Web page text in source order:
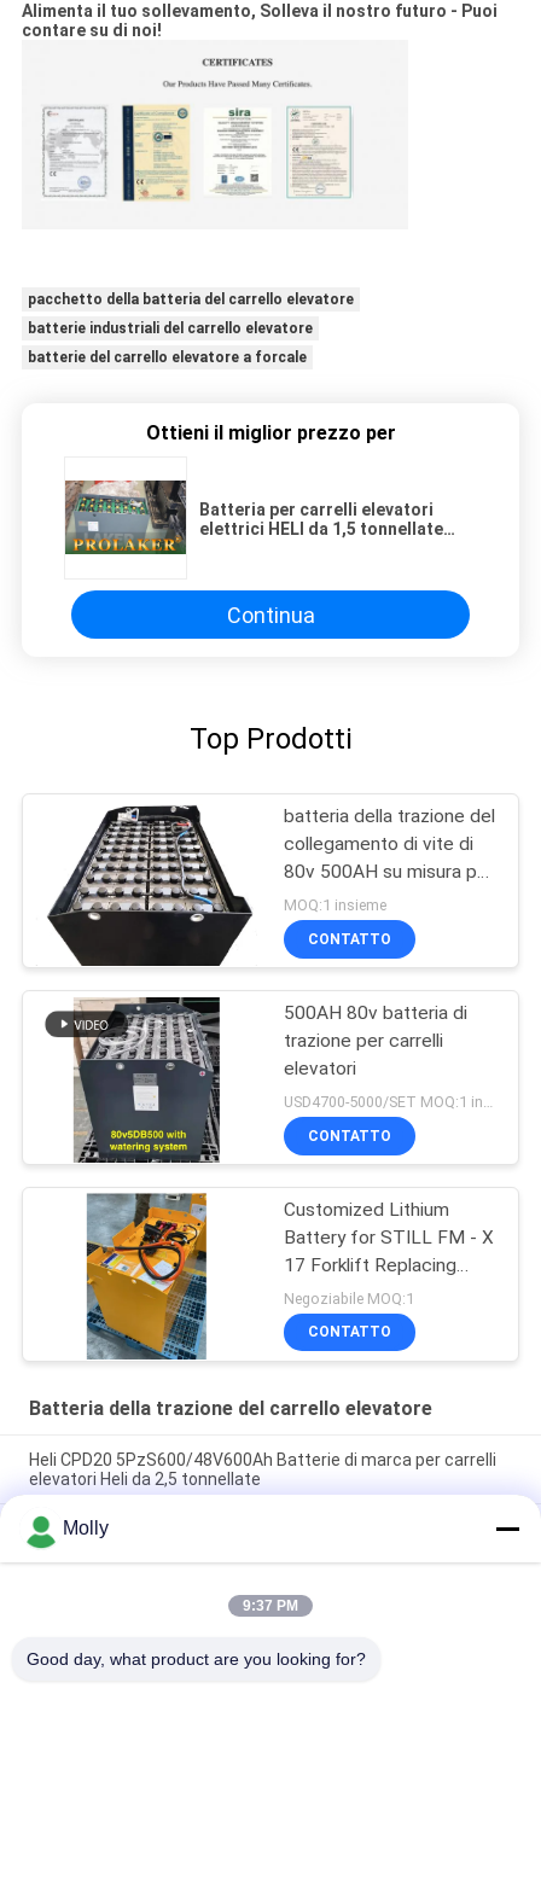
Alimenta il tuo sollevamento, Solleva il nostro futuro - Puoi
contare su di noi!
pacchetto della batteria del carrello elevatore
batterie industriali del carrello elevatore
batterie del carrello elevatore a forcale
Ottieni il miglior prezzo per
Batteria per carrelli elevatori
elettrici HELI da 1,5 tonnellate
Continua
Top Prodotti
batteria della trazione del
collegamento di vite di
80v 500AH su misura per
il carrello elevatore di
MHE
MOQ:1 insieme
CONTATTO
500AH 80v batteria di
trazione per carrelli
elevatori
CONTATTO
Customized Lithium
Battery for STILL FM - X
17 Forklift Replacing
48V/775AH Lead - Acid
Battery to 51.2V 690AH
Lithium Battery
Negoziabile MOQ:1
CONTATTO
Batteria della trazione del carrello elevatore
Heli CPD20 5PzS600/48V600Ah Batterie di marca per carrelli
elevatori Heli da 2,5 tonnellate
Heli CPD30 Camion elevatore elettrico Marca 6PBS600 80V
600Ah Batteria, all'ingrosso per Heli Electric Counterbalance
Forklift
Batteria per carrelli elevatori HELI VCH6A per carrelli elevatori
Molly
9:37 PM
Good day, what product are you looking for?